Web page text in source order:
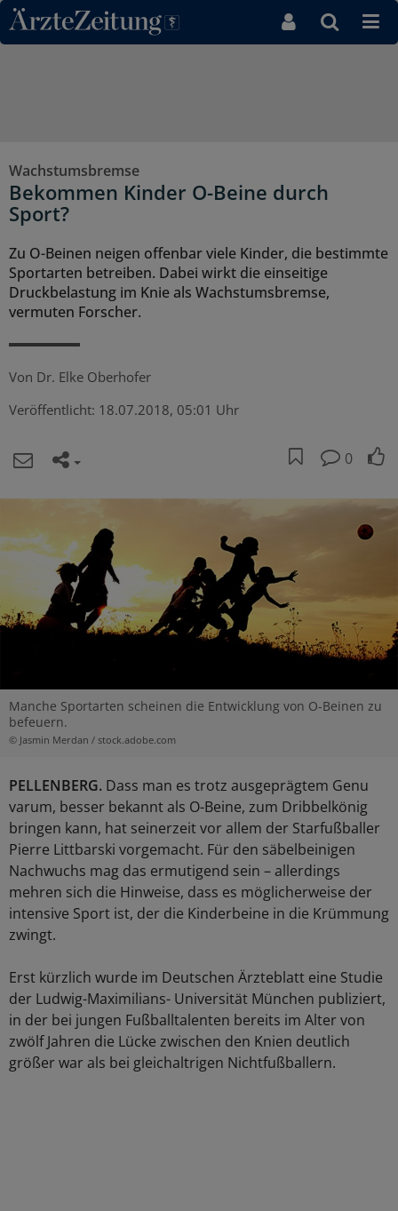
Direkt zum Inhaltsbereich
Wachstumsbremse
Bekommen Kinder O-Beine durch
Sport?
Zu O-Beinen neigen offenbar viele Kinder, die bestimmte
Sportarten betreiben. Dabei wirkt die einseitige
Druckbelastung im Knie als Wachstumsbremse,
vermuten Forscher.
Von Dr. Elke Oberhofer
Veröffentlicht: 18.07.2018, 05:01 Uhr
0
Manche Sportarten scheinen die Entwicklung von O-Beinen zu
befeuern.
© Jasmin Merdan / stock.adobe.com
PELLENBERG. Dass man es trotz ausgeprägtem Genu
varum, besser bekannt als O-Beine, zum Dribbelkönig
bringen kann, hat seinerzeit vor allem der Starfußballer
Pierre Littbarski vorgemacht. Für den säbelbeinigen
Nachwuchs mag das ermutigend sein – allerdings
mehren sich die Hinweise, dass es möglicherweise der
intensive Sport ist, der die Kinderbeine in die Krümmung
zwingt.
Erst kürzlich wurde im Deutschen Ärzteblatt eine Studie
der Ludwig-Maximilians- Universität München publiziert,
in der bei jungen Fußballtalenten bereits im Alter von
zwölf Jahren die Lücke zwischen den Knien deutlich
größer war als bei gleichaltrigen Nichtfußballern.